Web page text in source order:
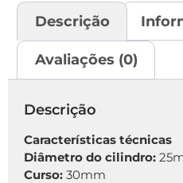
Descrição
Avaliações (0)
Descrição
Características técnicas
Diâmetro do cilindro:
Curso: 30mm